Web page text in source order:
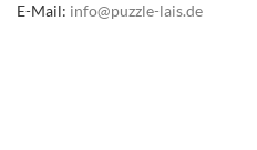
E-Mail: info@puzzle-lais.de